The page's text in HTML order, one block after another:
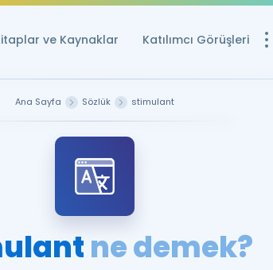
ve Kaynaklar Katılımcı Görüşleri
YDS ve YÖKDİL
Ana Sayfa Sözlük stimulant
ne demek?